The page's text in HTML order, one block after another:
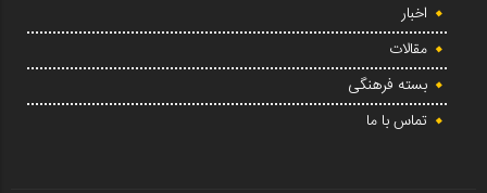
اخبار
مقالات
بسته فرهنگی
تماس با ما